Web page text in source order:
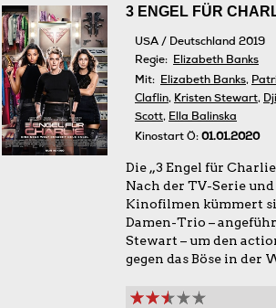
3 ENGEL FÜR
USA / Deutschland 2019
Regie: Elizabeth Banks
Mit: Elizabeth Banks,
Claflin, Kristen Stewart,
Scott, Ella Balinska
Kinostart Ö: 01.01.2020
Die „3 Engel für
Nach der TV-Serie
Kinofilmen kümmert
Damen-Trio –
Stewart – um den
gegen das Böse in